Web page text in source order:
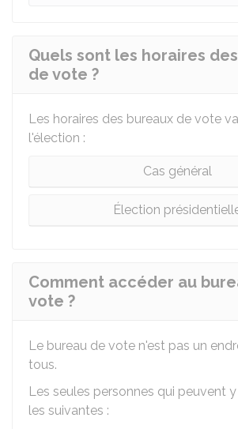
Quels sont les horaires
de vote ?
Les horaires des bureaux de vote
l'élection :
Cas général
Élection
Comment accéder au
vote ?
Le bureau de vote n'est pas un
tous.
Les seules personnes qui peuvent
les suivantes :